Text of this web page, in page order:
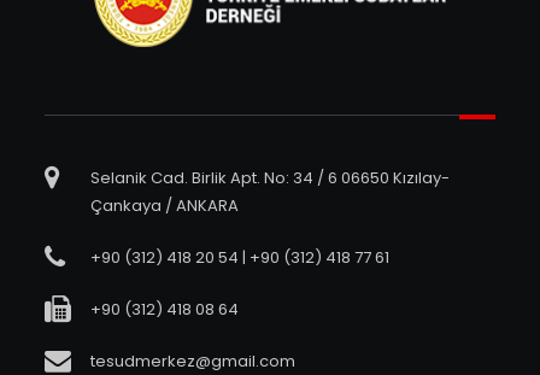
Selanik Cad. Birlik Apt. No: 34 / 6 06650 Kızılay-
Çankaya / ANKARA
+90 (312) 418 20 54 | +90 (312) 418 77 61
+90 (312) 418 08 64
tesudmerkez@gmail.com